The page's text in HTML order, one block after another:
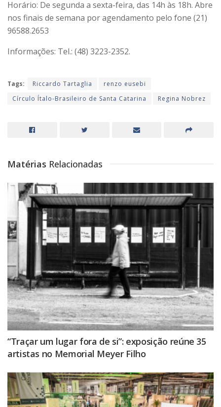
Horário: De segunda a sexta-feira, das 14h às 18h. Abre
nos finais de semana por agendamento pelo fone (21)
96588.2653
Informações: Tel.: (48) 3223-2352.
Tags: Riccardo Tartaglia
renzo eusebi
Círculo Ítalo-Brasileiro de Santa Catarina
Regina Nobrez
Matérias Relacionadas
“Traçar um lugar fora de si”: exposição reúne 35
artistas no Memorial Meyer Filho